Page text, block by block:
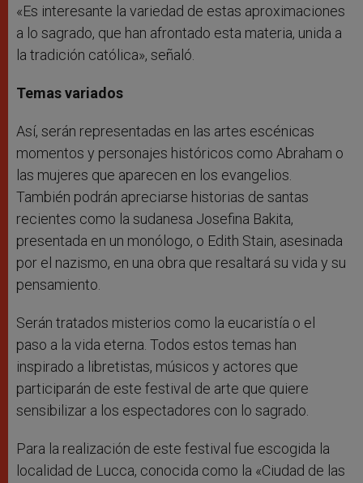
«Es interesante la variedad de estas aproximaciones
a lo sagrado, que han afrontado esta materia, unida a
la tradición católica», señaló.
Temas variados
Así, serán representadas en las artes escénicas
momentos y personajes históricos como Abraham o
las mujeres que aparecen en los evangelios.
También podrán apreciarse historias de santas
recientes como la sudanesa Josefina Bakita,
presentada en un monólogo, o Edith Stain, asesinada
por el nazismo, en una obra que resaltará su vida y su
pensamiento.
Serán tratados misterios como la eucaristía o el
paso a la vida eterna. Todos estos temas han
inspirado a libretistas, músicos y actores que
participarán de este festival de arte que quiere
sensibilizar a los espectadores con lo sagrado.
Para la realización de este festival fue escogida la
localidad de Lucca, conocida como la «Ciudad de las